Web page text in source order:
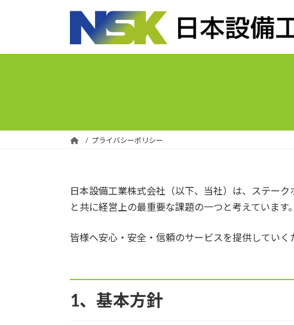
プライバシーポリシー
日本設備工業株式会社（以下、当社）は、ステー
と共に経営上の最重要な課題の一つと考えています。
皆様へ安心・安全・信頼のサービスを提供してい
1、基本方針